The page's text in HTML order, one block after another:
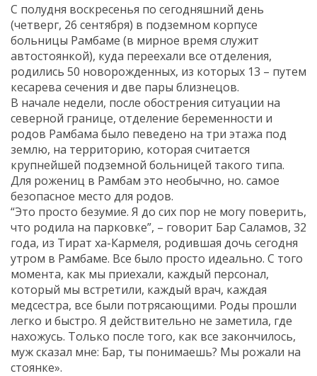
С полудня воскресенья по сегодняшний день
(четверг, 26 сентября) в подземном корпусе
больницы Рамбаме (в мирное время служит
автостоянкой), куда переехали все отделения,
родились 50 новорожденных, из которых 13 – путем
кесарева сечения и две пары близнецов.
В начале недели, после обострения ситуации на
северной границе, отделение беременности и
родов Рамбама было певедено на три этажа под
землю, на территорию, которая считается
крупнейшей подземной больницей такого типа.
Для рожениц в Рамбам это необычно, но. самое
безопасное место для родов.
“Это просто безумие. Я до сих пор не могу поверить,
что родила на парковке”, – говорит Бар Саламов, 32
года, из Тират ха-Кармеля, родившая дочь сегодня
утром в Рамбаме. Все было просто идеально. С того
момента, как мы приехали, каждый персонал,
который мы встретили, каждый врач, каждая
медсестра, все были потрясающими. Роды прошли
легко и быстро. Я действительно не заметила, где
нахожусь. Только после того, как все закончилось,
муж сказал мне: Бар, ты понимаешь? Мы рожали на
стоянке».